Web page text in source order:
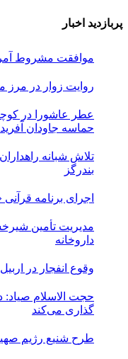
پربازدید اخبار
موافقت مشروط
روایت زوار در
عطر عاشورا در
حماسه جاودان
تلاش شبانه
بندرگز
اجرای برنامه
داروخانه
وقوع انفجار در
حجت الاسلام
گذاری می‌کند
طرح شنیع رژیم